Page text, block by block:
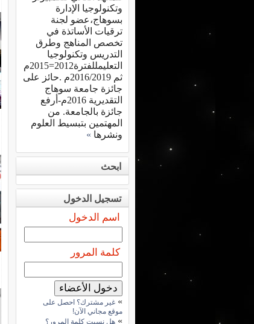
وتكنولوجيا الإدارة
بسوهاج،عضو لجنة
ترقيات الأساتذة في
تخصص المناهج وطرق
التدريس وتكنولوجيا
التعليمللفترة2012=2015م
ثم 2016/2019م .حائز على
جائزة جامعة سوهاج
التقديرية 2016م-أرفع
جائزة بالجامعة. من
المهتمين بتبسيط العلوم
ونشرها »
ابحث
تسجيل الدخول
اسم الدخول
كلمة المرور
» غير مشترك؟ احصل على
موقع مجاني الآن!
» هل نسيت كلمة المرور؟